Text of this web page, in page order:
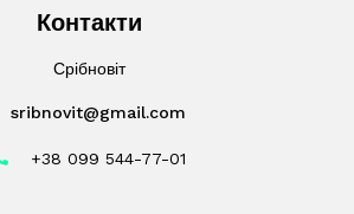
Контакти
Срібновіт
sribnovit@gmail.com
+38 099 544-77-01